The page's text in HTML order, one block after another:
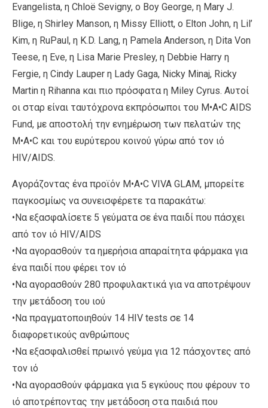
Evangelista, η Chloë Sevigny, ο Boy George, η Mary J.
Blige, η Shirley Manson, η Missy Elliott, ο Elton John, η Lil’
Kim, η RuPaul, η K.D. Lang, η Pamela Anderson, η Dita Von
Teese, η Eve, η Lisa Marie Presley, η Debbie Harry η
Fergie, η Cindy Lauper η Lady Gaga, Νicky Minaj, Ricky
Martin η Rihanna και πιο πρόσφατα η Miley Cyrus. Αυτοί
οι σταρ είναι ταυτόχρονα εκπρόσωποι του M•A•C AIDS
Fund, με αποστολή την ενημέρωση των πελατών της
M•A•C και του ευρύτερου κοινού γύρω από τον ιό
HIV/AIDS.
Αγοράζοντας ένα προϊόν M•A•C VIVA GLAM, μπορείτε
παγκοσμίως να συνεισφέρετε τα παρακάτω:
•Να εξασφαλίσετε 5 γεύματα σε ένα παιδί που πάσχει
από τον ιό HIV/AIDS
•Να αγορασθούν τα ημερήσια απαραίτητα φάρμακα για
ένα παιδί που φέρει τον ιό
•Να αγορασθούν 280 προφυλακτικά για να αποτρέψουν
την μετάδοση του ιού
•Να πραγματοποιηθούν 14 HIV tests σε 14
διαφορετικούς ανθρώπους
•Να εξασφαλισθεί πρωινό γεύμα για 12 πάσχοντες από
τον ιό
•Να αγορασθούν φάρμακα για 5 εγκύους που φέρουν το
ιό αποτρέποντας την μετάδοση στα παιδιά που